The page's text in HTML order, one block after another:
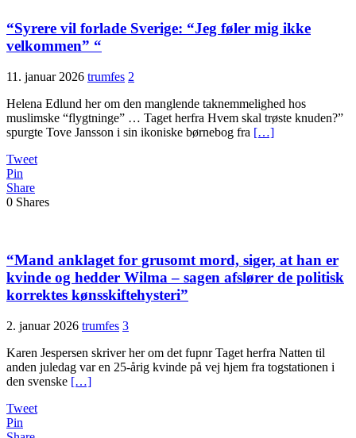
“Syrere vil forlade Sverige: “Jeg føler mig ikke
velkommen” “
11. januar 2026 trumfes 2
Helena Edlund her om den manglende taknemmelighed hos
muslimske “flygtninge” … Taget herfra Hvem skal trøste knuden?”
spurgte Tove Jansson i sin ikoniske børnebog fra […]
Tweet
Pin
Share
0 Shares
“Mand anklaget for grusomt mord, siger, at han er
kvinde og hedder Wilma – sagen afslører de politisk
korrektes kønsskiftehysteri”
2. januar 2026 trumfes 3
Karen Jespersen skriver her om det fupnr Taget herfra Natten til
anden juledag var en 25-årig kvinde på vej hjem fra togstationen i
den svenske […]
Tweet
Pin